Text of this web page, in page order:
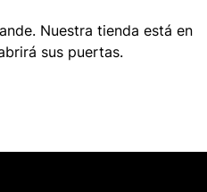
Nuestra tienda está en
sus puertas.